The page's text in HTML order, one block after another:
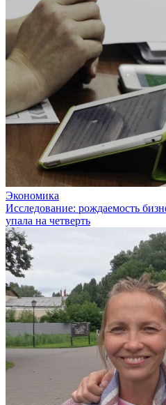
Экономика
Исследование: рождаемость
упала на четверть